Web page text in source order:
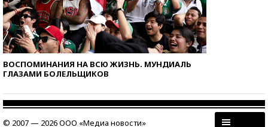
ВОСПОМИНАНИЯ НА ВСЮ ЖИЗНЬ. МУНДИАЛЬ
ГЛАЗАМИ БОЛЕЛЬЩИКОВ
© 2007 — 2026 ООО «Медиа новости»